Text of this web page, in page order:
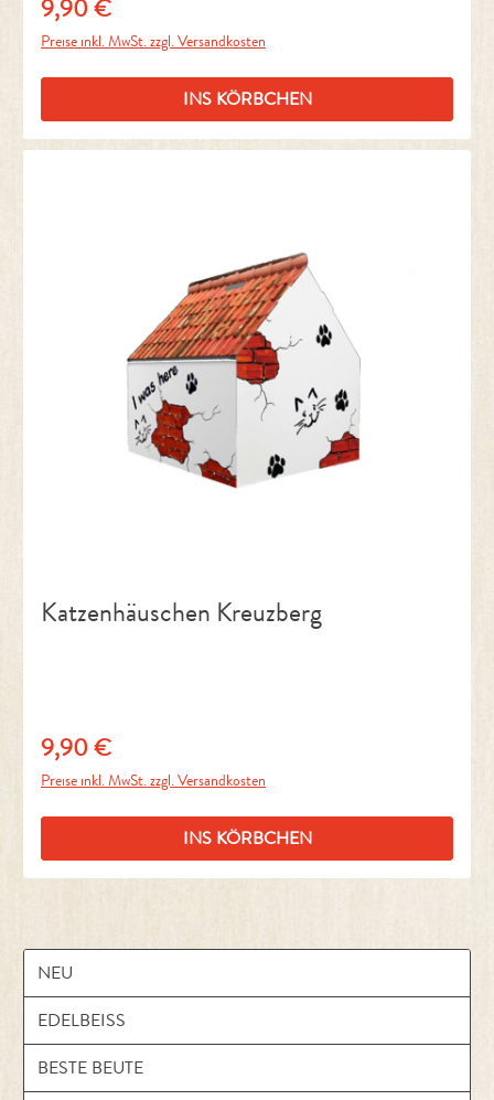
Regulärer Preis:
9,90 €
Preise inkl. MwSt. zzgl. Versandkosten
INS KÖRBCHEN
Katzenhäuschen Kreuzberg
Regulärer Preis:
9,90 €
Preise inkl. MwSt. zzgl. Versandkosten
INS KÖRBCHEN
NEU
EDELBEISS
BESTE BEUTE